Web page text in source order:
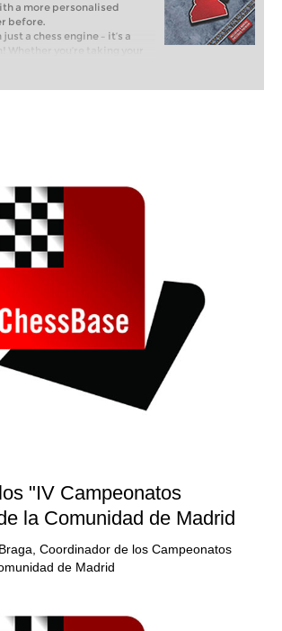
a more personalised
before.
a chess engine – it’s a
Whether you’re taking your
of club chess, or already
level: with FRITZ, you can
intelligently and with a
"IV Campeonatos
la Comunidad de Madrid
Coordinador de los Campeonatos
de Madrid